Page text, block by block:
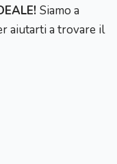
Siamo a
aiutarti a trovare il